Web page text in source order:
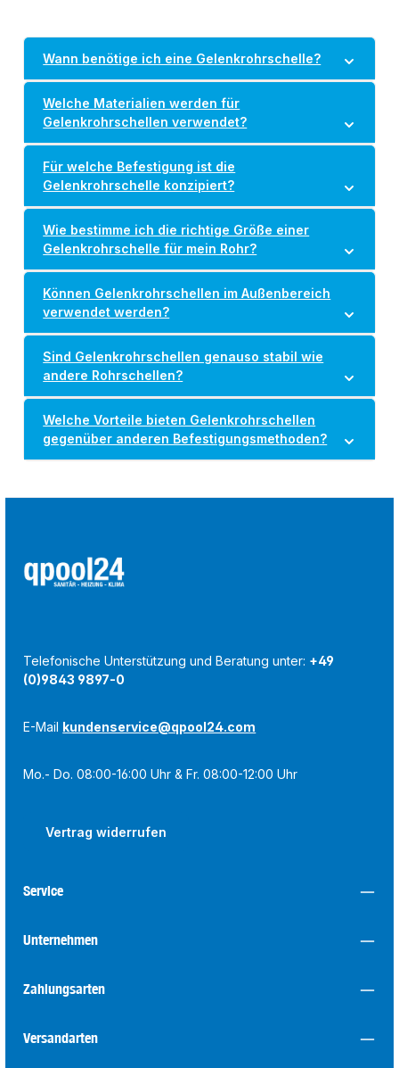
Wann benötige ich eine Gelenkrohrschelle?
Welche Materialien werden für
Gelenkrohrschellen verwendet?
Für welche Befestigung ist die
Gelenkrohrschelle konzipiert?
Wie bestimme ich die richtige Größe einer
Gelenkrohrschelle für mein Rohr?
Können Gelenkrohrschellen im Außenbereich
verwendet werden?
Sind Gelenkrohrschellen genauso stabil wie
andere Rohrschellen?
Welche Vorteile bieten Gelenkrohrschellen
gegenüber anderen Befestigungsmethoden?
Telefonische Unterstützung und Beratung unter: +49
(0)9843 9897-0
E-Mail kundenservice@qpool24.com
Mo.- Do. 08:00-16:00 Uhr & Fr. 08:00-12:00 Uhr
Vertrag widerrufen
Service
Unternehmen
Zahlungsarten
Versandarten